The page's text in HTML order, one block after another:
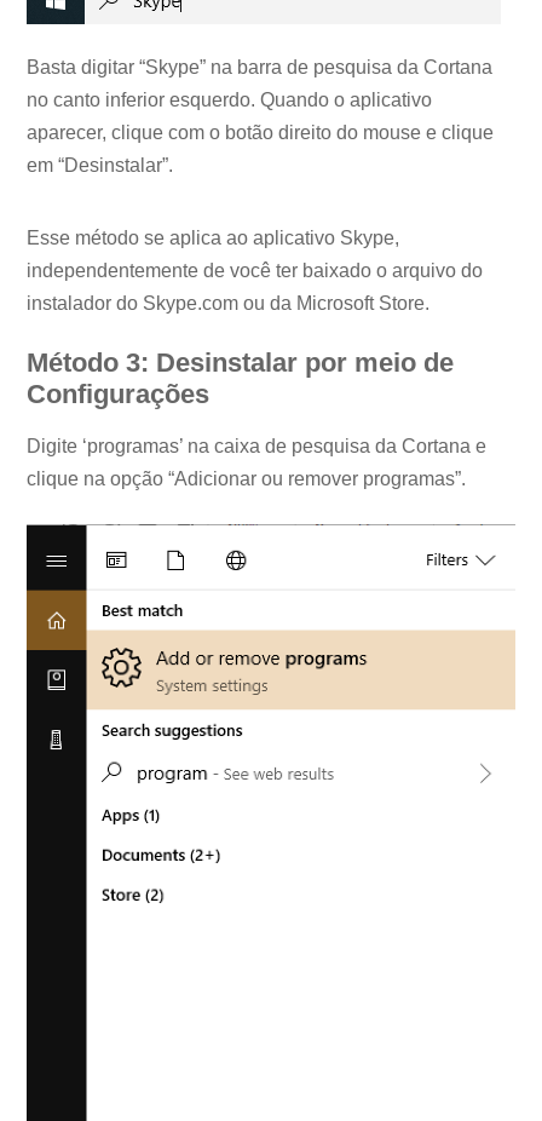
Basta digitar “Skype” na barra de pesquisa da Cortana
no canto inferior esquerdo. Quando o aplicativo
aparecer, clique com o botão direito do mouse e clique
em “Desinstalar”.
Esse método se aplica ao aplicativo Skype,
independentemente de você ter baixado o arquivo do
instalador do Skype.com ou da Microsoft Store.
Método 3: Desinstalar por meio de
Configurações
Digite ‘programas’ na caixa de pesquisa da Cortana e
clique na opção “Adicionar ou remover programas”.